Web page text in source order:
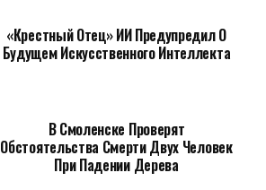
«Крестный Отец» ИИ Предупредил О
Будущем Искусственного Интеллекта
В Смоленске Проверят
Обстоятельства Смерти Двух Человек
При Падении Дерева